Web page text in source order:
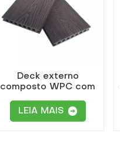
Deck externo
composto WPC com
d&#39;água e
antiderrapante
LEIA MAIS